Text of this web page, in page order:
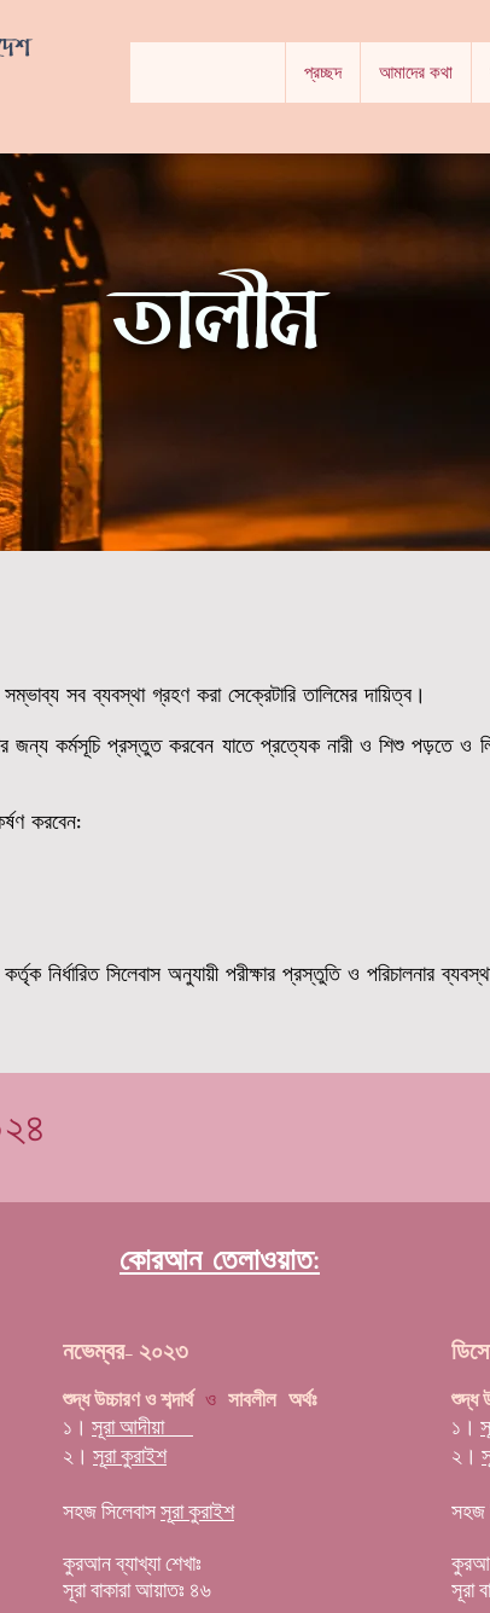
প্রচ্ছদ আমাদের কথা
তালীম
সব ব্যবস্থা গ্রহণ করা সেক্রেটারি তালিমের দায়িত্ব।
জন্য কর্মসূচি প্রস্তুত করবেন যাতে প্রত্যেক নারী ও শিশু পড়তে ও
করবেন:
নির্ধারিত সিলেবাস অনুযায়ী পরীক্ষার প্রস্তুতি ও পরিচালনার
কোরআন তেলাওয়াত:
নভেম্বর- ২০২৩
শুদ্ধ উচ্চারণ ও শব্দার্থও সাবলীল অর্থঃ
১। সূরা আদীয়া
২। সূরা কুরাইশ
সহজ সিলেবাসসূরা কুরাইশ
কুরআন ব্যাখ্যা শেখাঃ
সূরা বাকারা আয়াতঃ ৪৬
শুদ্ধ
১।
২।
সহজ
সূরা